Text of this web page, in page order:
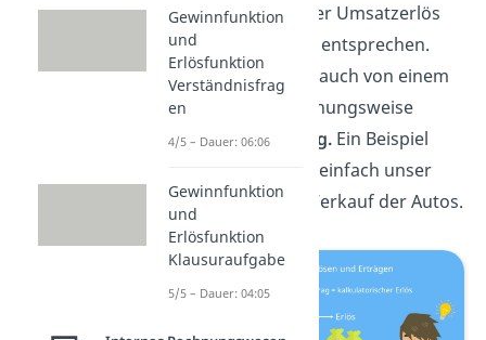
Zum einen kann der Umsatzerlös
dem Ertrag genau entsprechen.
Dann spricht man auch von einem
Grunderlös
, beziehungsweise
einemZweckertrag.Ein Beispiel
hierfür wäre ganz einfach unser
Gewinn aus dem Verkauf der Autos.
Gewinnfunktion
und
Erlösfunktion
Verständnisfrag
en
4/5 – Dauer: 06:06
Gewinnfunktion
und
Erlösfunktion
Klausuraufgabe
5/5 – Dauer: 04:05